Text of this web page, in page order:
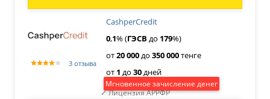
3 отзыва
CashperCredit
0,1% (ГЭСВ до 179%)
от20000до 350000тенге
от 1 до 30дней
✓ Лицензия АРРФР
Мгновенное зачисление денег